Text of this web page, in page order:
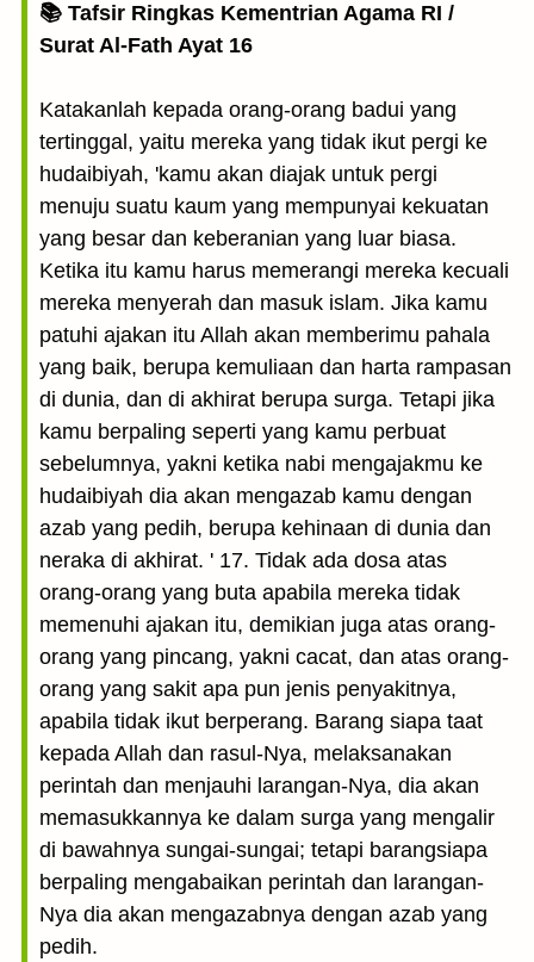
📚 Tafsir Ringkas Kementrian Agama RI /
Surat Al-Fath Ayat 16
Katakanlah kepada orang-orang badui yang
tertinggal, yaitu mereka yang tidak ikut pergi ke
hudaibiyah, 'kamu akan diajak untuk pergi
menuju suatu kaum yang mempunyai kekuatan
yang besar dan keberanian yang luar biasa.
Ketika itu kamu harus memerangi mereka kecuali
mereka menyerah dan masuk islam. Jika kamu
patuhi ajakan itu Allah akan memberimu pahala
yang baik, berupa kemuliaan dan harta rampasan
di dunia, dan di akhirat berupa surga. Tetapi jika
kamu berpaling seperti yang kamu perbuat
sebelumnya, yakni ketika nabi mengajakmu ke
hudaibiyah dia akan mengazab kamu dengan
azab yang pedih, berupa kehinaan di dunia dan
neraka di akhirat. ' 17. Tidak ada dosa atas
orang-orang yang buta apabila mereka tidak
memenuhi ajakan itu, demikian juga atas orang-
orang yang pincang, yakni cacat, dan atas orang-
orang yang sakit apa pun jenis penyakitnya,
apabila tidak ikut berperang. Barang siapa taat
kepada Allah dan rasul-Nya, melaksanakan
perintah dan menjauhi larangan-Nya, dia akan
memasukkannya ke dalam surga yang mengalir
di bawahnya sungai-sungai; tetapi barangsiapa
berpaling mengabaikan perintah dan larangan-
Nya dia akan mengazabnya dengan azab yang
pedih.